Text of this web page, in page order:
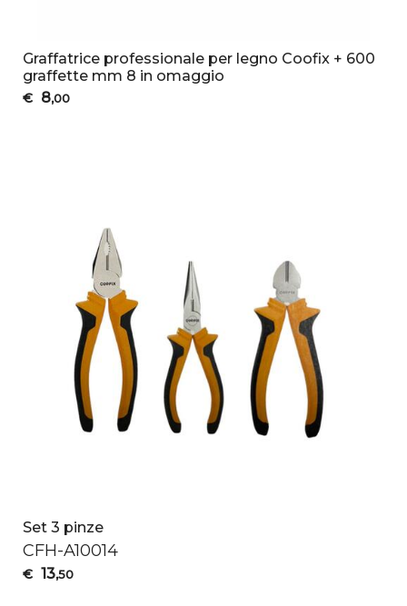
Graffatrice professionale per legno Coofix + 600
graffette mm 8 in omaggio
€ 8,00
Set 3 pinze
CFH-A10014
€ 13,50